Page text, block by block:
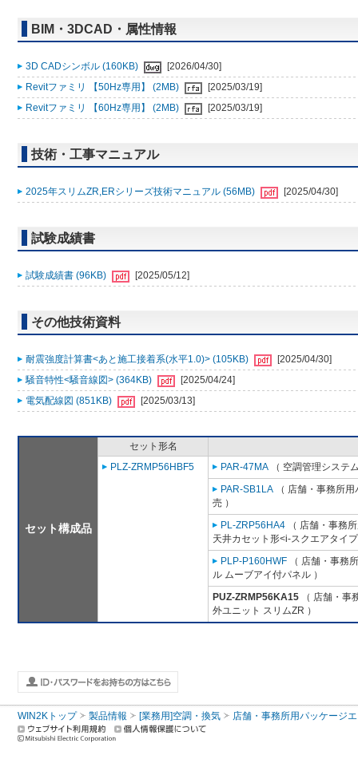
BIM・3DCAD・属性情報
3D CADシンボル (160KB)
[2026/04/30]
Revitファミリ 【50Hz専用】 (2MB)
[2025/03/19]
Revitファミリ 【60Hz専用】 (2MB)
[2025/03/19]
技術・工事マニュアル
2025年スリムZR,ERシリーズ技術マニュアル (56MB) [2025/04/30]
試験成績書
試験成績書 (96KB) [2025/05/12]
その他技術資料
耐震強度計算書<あと施工接着系(水平1.0)> (105KB)
[2025/04/30]
騒音特性<騒音線図> (364KB)
[2025/04/24]
電気配線図 (851KB)
[2025/03/13]
セット構成品
セット形名
PLZ-ZRMP56HBF5
PAR-47MA （ 空調管理システ
PAR-SB1LA （ 店舗・事務所
売 ）
PL-ZRP56HA4 （ 店舗・事務
天井カセット形<i-スクエアタイ
PLP-P160HWF （ 店舗・事務
ル ムーブアイ付パネル ）
PUZ-ZRMP56KA15 （ 店舗・事
外ユニット スリムZR ）
WIN2Kトップ 製品情報 [業務用]空調・換気 店舗・事務所用パッケージ